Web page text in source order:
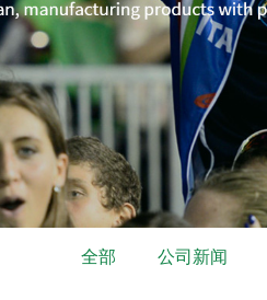
全部 公司新闻